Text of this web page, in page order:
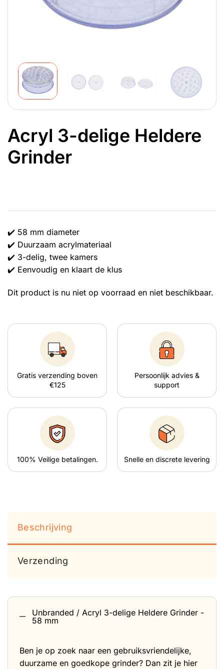
Acryl 3-delige Heldere
Grinder
✔️ 58 mm diameter
✔️ Duurzaam acrylmateriaal
✔️ 3-delig, twee kamers
✔️ Eenvoudig en klaart de klus
Dit product is nu niet op voorraad en niet beschikbaar.
Gratis verzending boven
€125
Persoonlijk advies &
support
100% Veilige betalingen. Snelle en discrete levering
Beschrijving
Verzending
Unbranded / Acryl 3-delige Heldere Grinder -
58 mm
Ben je op zoek naar een gebruiksvriendelijke,
duurzame en goedkope grinder? Dan zit je hier